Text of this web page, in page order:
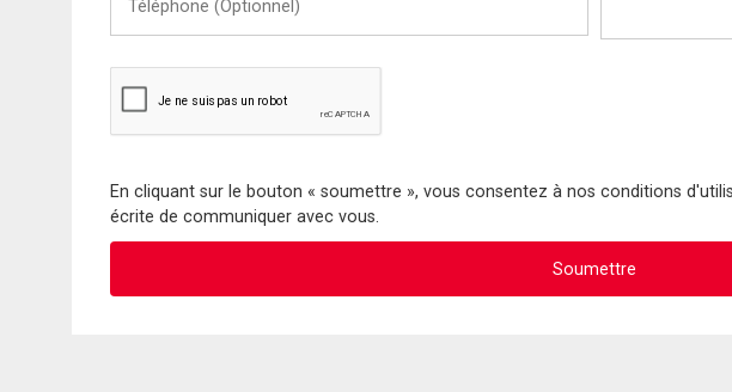
(Optionnel)
En cliquant sur le bouton « soumettre », vous consentez à nos conditions
écrite de communiquer avec vous.